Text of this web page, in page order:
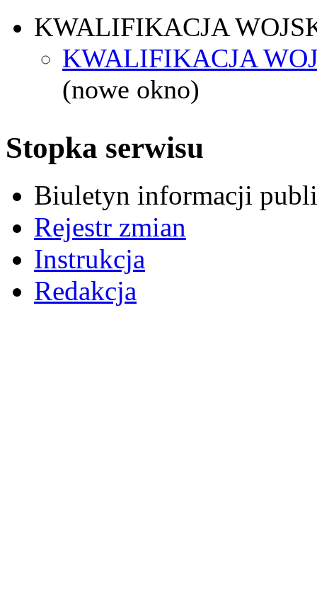
KWALIFIKACJA
KWALIFIKACJA
(nowe okno)
Stopka serwisu
Biuletyn informacji
Rejestr zmian
Instrukcja
Redakcja